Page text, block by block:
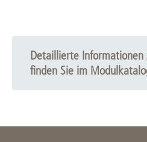
Detaillierte Informationen
finden Sie im